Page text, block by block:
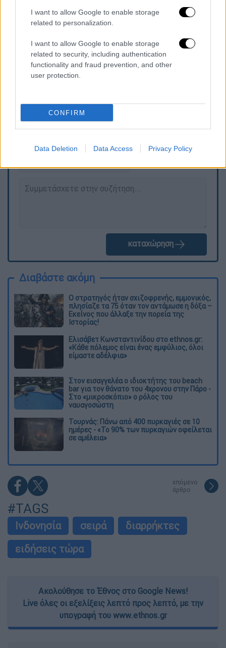
I want to allow Google to enable storage
related to personalization.
I want to allow Google to enable storage
related to security, including authentication
functionality and fraud prevention, and other
user protection.
CONFIRM
Data Deletion Data Access Privacy Policy
people, whom they then wrapped in
duct tape and dressed up as
over…pic.twitter.com/TxnXF4kRbb
— John F. Kennedy Jr Q
(@Real_JFK_Jr_)
καταχώρηση
Διαβάστε ακόμη
O στρατηγός ήταν σχιζοφρενής, εμμονικός,
πλησίαζε τα 75 όταν τον αντάμωσε η δόξα –
Εκείνος που άλλαξε την πορεία της
Ιστορίας!
Ελισάβετ Κωνσταντινίδου στο ethnos.gr:
«Κάθε πόλεμος είναι ένας εμφύλιος, όλοι
είμαστε αδέλφια»
Στον εισαγγελέα ο ιδιοκτήτης του beach
bar για τον θάνατο του 4χρονου στην Πάρο -
Στο «μικροσκόπιο» ο ρόλος του
ναυαγοσώστη
Τουρνάς: Πάνω από 400 πυρκαγιές σε 10
ημέρες - «Το 90% των πυρκαγιών οφείλεται
σε αμέλεια»
επόμενο
άρθρο
#TAGS
Ινδονησία σειρά
διαρρήκτες
ειδήσεις τώρα
Ακολούθησε το Έθνος στο Google News!
Live όλες οι εξελίξεις λεπτό προς λεπτό, με την
υπογραφή του www.ethnos.gr